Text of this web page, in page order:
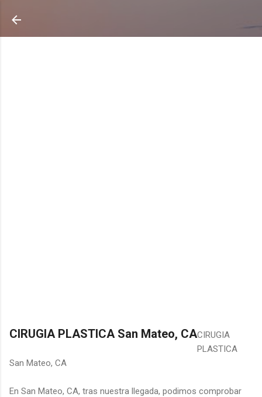
CIRUGIA PLASTICA San Mateo, CACIRUGIA
PLASTICA
San Mateo, CA
En San Mateo, CA, tras nuestra llegada, podimos comprobar